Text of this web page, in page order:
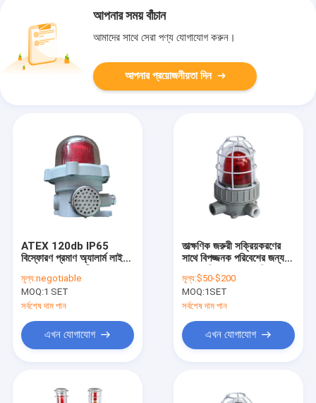
আপনার সময় বাঁচান
আমাদের সাথে সেরা পণ্য যোগাযোগ করুন।
আপনার প্রয়োজনীয়তা দিন
ATEX 120db IP65
বিস্ফোরণ প্রমাণ অ্যালার্ম লাইট
হ্যাজার্ডাস স্থানে
মূল্য:negotiable
MOQ:1 SET
সর্বশেষ দাম পান
এখন যোগাযোগ
তাত্ক্ষণিক জরুরী সক্রিয়করণের
সাথে বিপজ্জনক পরিবেশের জন্য
বিপদাশঙ্কা আলো আইপি 65
মূল্য:$50-$200
MOQ:1SET
সর্বশেষ দাম পান
এখন যোগাযোগ